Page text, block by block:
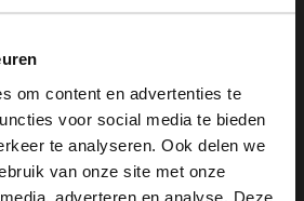
om content en advertenties te
voor social media te bieden
te analyseren. Ook delen we
van onze site met onze
adverteren en analyse. Deze
Taupe suède cowboy laarzen met flap Zwarte leren cowboylaarzen
160.00
80.00
×
in English?